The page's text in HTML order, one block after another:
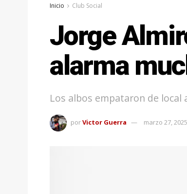
Inicio Club Social
Jorge
alarma
Los albos empataron de
porVictor Guerra marzo 27, 2025